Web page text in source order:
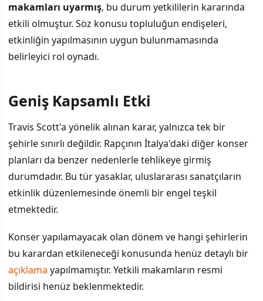
makamları uyarmış, bu durum yetkililerin kararında
etkili olmuştur. Söz konusu topluluğun endişeleri,
etkinliğin yapılmasının uygun bulunmamasında
belirleyici rol oynadı.
Geniş Kapsamlı Etki
Travis Scott'a yönelik alınan karar, yalnızca tek bir
şehirle sınırlı değildir. Rapçının İtalya'daki diğer konser
planları da benzer nedenlerle tehlikeye girmiş
durumdadır. Bu tür yasaklar, uluslararası sanatçıların
etkinlik düzenlemesinde önemli bir engel teşkil
etmektedir.
Konser yapılamayacak olan dönem ve hangi şehirlerin
bu karardan etkileneceği konusunda henüz detaylı bir
açıklama yapılmamıştır. Yetkili makamların resmi
bildirisi henüz beklenmektedir.